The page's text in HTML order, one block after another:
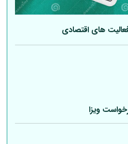
های اقتصادی
ویزا